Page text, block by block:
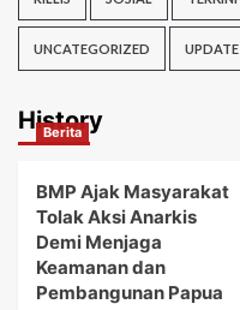
UNCATEGORIZED UPDATE
History
Berita
BMP Ajak Masyarakat
Tolak Aksi Anarkis
Demi Menjaga
Keamanan dan
Pembangunan Papua